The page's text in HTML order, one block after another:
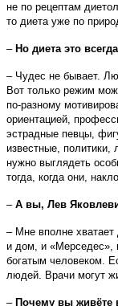
не по рецептам
то диета уже по
– Но диета это
– Чудес не бывает.
Вот только режим
по-разному
ориентацией,
эстрадные певцы,
известные,
нужно выглядеть
тогда, когда они,
– А вы, Лев
– Мне вполне
и дом, и «Мерседес»,
богатым человеком.
людей. Врачи могут
– Почему вы живёте